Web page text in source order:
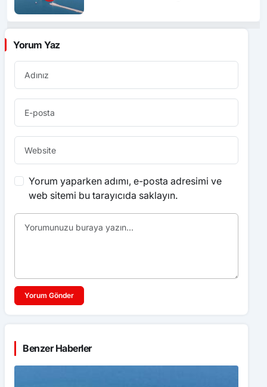
Yorum Yaz
Yorum yaparken adımı, e-posta adresimi ve
web sitemi bu tarayıcıda saklayın.
Yorum Gönder
Benzer Haberler